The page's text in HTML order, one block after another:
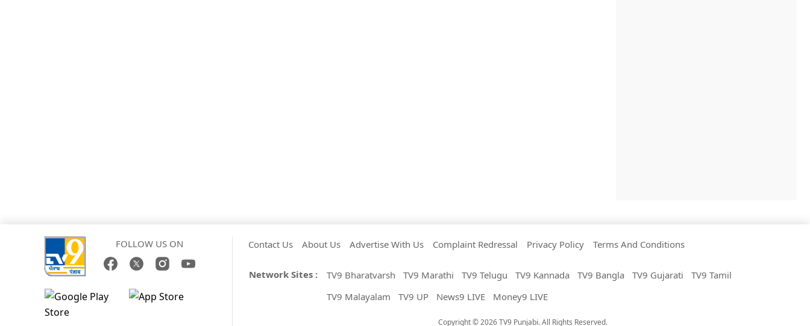
FOLLOW US ON Contact Us About Us Advertise With Us Complaint Redressal Privacy Policy Terms And Conditions
Network Sites : TV9 Bharatvarsh TV9 Marathi TV9 Telugu TV9 Kannada TV9 Bangla TV9 Gujarati
TV9 Tamil
TV9 Malayalam
TV9 UP News9 LIVE Money9 LIVE
Copyright © 2026 TV9 Punjabi. All Rights Reserved.